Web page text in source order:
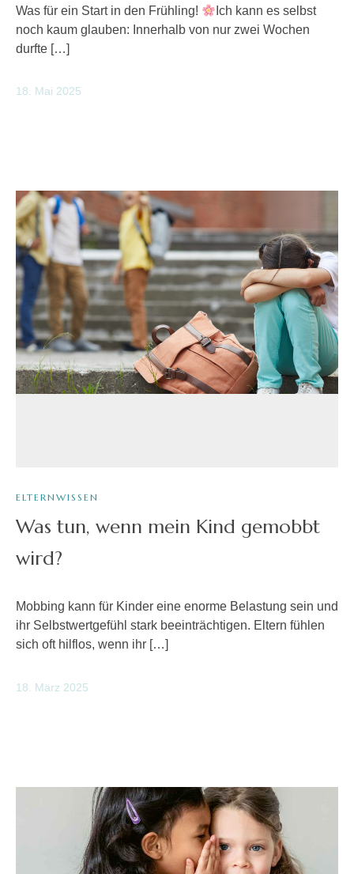
Was für ein Start in den Frühling!
Ich kann es selbst
noch kaum glauben: Innerhalb von nur zwei Wochen
durfte […]
18. Mai 2025
ELTERNWISSEN
Was tun, wenn mein Kind gemobbt
wird?
Mobbing kann für Kinder eine enorme Belastung sein und
ihr Selbstwertgefühl stark beeinträchtigen. Eltern fühlen
sich oft hilflos, wenn ihr […]
18. März 2025